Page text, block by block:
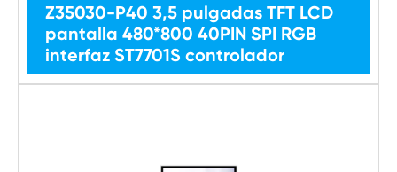
Z35030-P40 3,5 pulgadas TFT LCD
pantalla 480*800 40PIN SPI RGB
interfaz ST7701S controlador